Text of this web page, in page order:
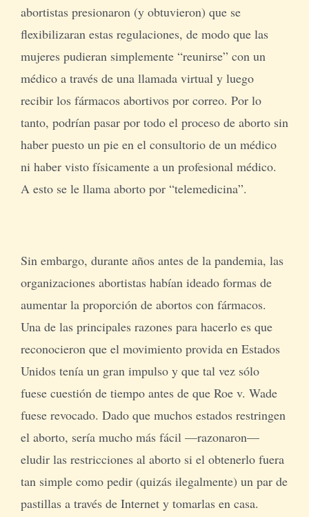
abortistas presionaron (y obtuvieron) que se
flexibilizaran estas regulaciones, de modo que las
mujeres pudieran simplemente “reunirse” con un
médico a través de una llamada virtual y luego
recibir los fármacos abortivos por correo. Por lo
tanto, podrían pasar por todo el proceso de aborto sin
haber puesto un pie en el consultorio de un médico
ni haber visto físicamente a un profesional médico.
A esto se le llama aborto por “telemedicina”.
Sin embargo, durante años antes de la pandemia, las
organizaciones abortistas habían ideado formas de
aumentar la proporción de abortos con fármacos.
Una de las principales razones para hacerlo es que
reconocieron que el movimiento provida en Estados
Unidos tenía un gran impulso y que tal vez sólo
fuese cuestión de tiempo antes de que Roe v. Wade
fuese revocado. Dado que muchos estados restringen
el aborto, sería mucho más fácil —razonaron—
eludir las restricciones al aborto si el obtenerlo fuera
tan simple como pedir (quizás ilegalmente) un par de
pastillas a través de Internet y tomarlas en casa.